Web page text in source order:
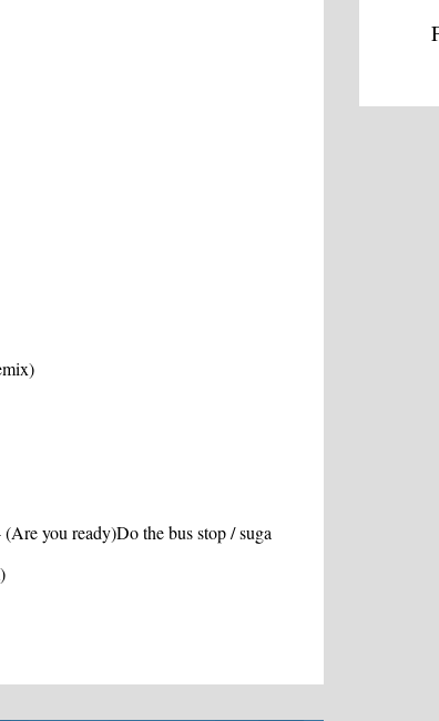
you ready)Do the bus stop / suga